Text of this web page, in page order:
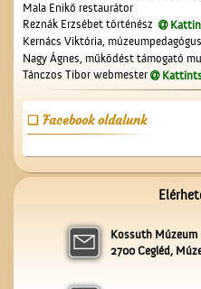
A Ceglédi
A ceglédi
liszt és
Mala Enikő restaurátor
Reznák Erzsébet történész
Kernács Viktória, múzeumpedagógus
Nagy Ágnes, működést támogató
Tánczos Tibor webmester
Facebook oldalunk
Kossuth Múzeum
2700 Cegléd,